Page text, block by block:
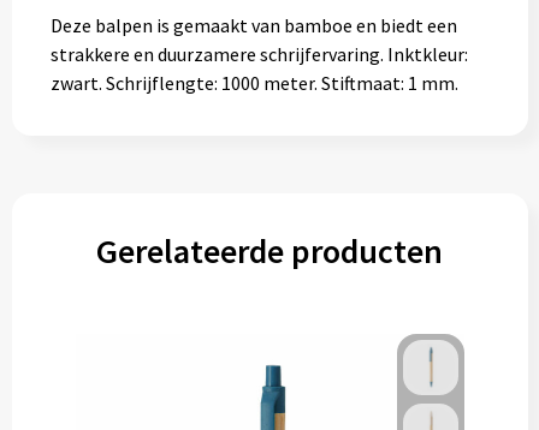
Deze balpen is gemaakt van bamboe en biedt een
strakkere en duurzamere schrijfervaring. Inktkleur:
zwart. Schrijflengte: 1000 meter. Stiftmaat: 1 mm.
Gerelateerde producten